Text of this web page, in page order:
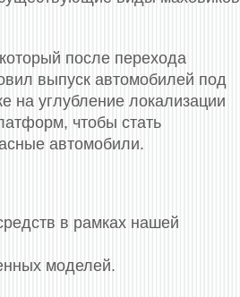
после перехода
выпуск автомобилей под
на углубление локализации
чтобы стать
автомобили.
в рамках нашей
моделей.